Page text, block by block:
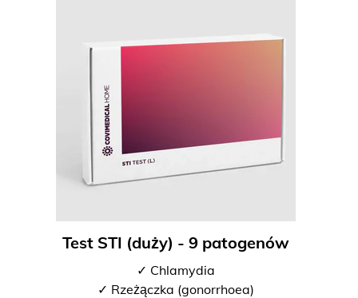
Test STI (duży) - 9 patogenów
✓ Chlamydia
✓ Rzeżączka (gonorrhoea)